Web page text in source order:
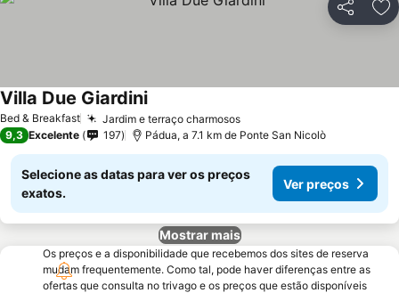
Partilhar
Bed & Breakfast Jardim e terraço charmosos
Villa Due Giardini
9,3 Excelente 197 Pádua, a 7.1 km de Ponte San Nicolò
Selecione as datas para ver os preços
exatos.
Ver preços
Mostrar mais
Os preços e a disponibilidade que recebemos dos sites de reserva
mudam frequentemente. Como tal, pode haver diferenças entre as
ofertas que consulta no trivago e os preços que estão disponíveis